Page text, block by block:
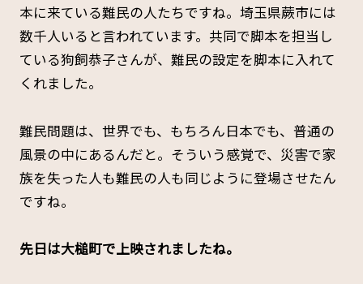
本に来ている難民の人たちですね。埼玉県蕨市には
数千人いると言われています。共同で脚本を担当し
ている狗飼恭子さんが、難民の設定を脚本に入れて
くれました。
難民問題は、世界でも、もちろん日本でも、普通の
風景の中にあるんだと。そういう感覚で、災害で家
族を失った人も難民の人も同じように登場させたん
ですね。
――先日は大槌町で上映されましたね。